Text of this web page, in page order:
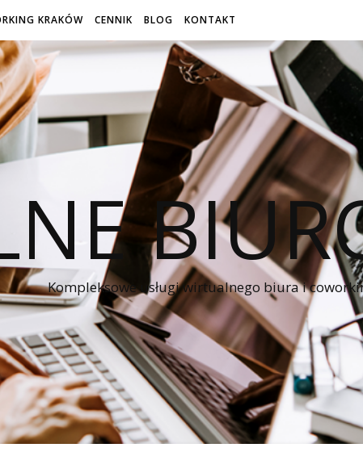
KRAKÓW CENNIK BLOG KONTAKT
Kompleksowe usługi wirtualnego biura i